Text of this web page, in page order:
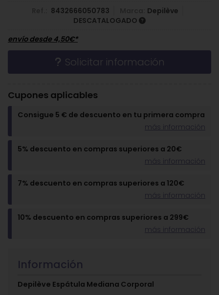
8432666050783
Depilève
DESCATALOGADO
envío desde4,50€*
Solicitar información
Cupones aplicables
Consigue 5 € de descuento en tu primera compra
más información
5% descuento en compras superiores a 20€
más información
7% descuento en compras superiores a 120€
más información
10% descuento en compras superiores a 299€
más información
Información
Depilève Espátula Mediana Corporal